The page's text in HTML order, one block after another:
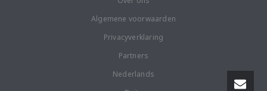
Algemene voorwaarden
Privacyverklaring
Partners
Nederlands